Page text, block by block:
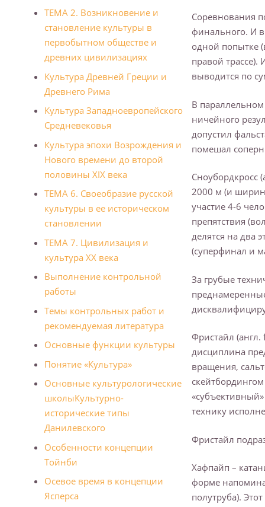
Соревнования
финального. И
одной попытке
правой
выводится по
В
ничейного
допустил
помешал
Сноубордкросс
2000 м (и
участие 4-6
препятствия
делятся на
(суперфинал и
За грубые
Фристайл
дисциплина
вращения,
технику
Фристайл
Хафпайп –
форме
полутруба).
ТЕМА 2. Возникновение и
становление культуры в
первобытном обществе и
древних цивилизациях
Культура Древней Греции и
Дpевнегo Рима
Культура Западноевропейского
Средневековья
Культура эпохи Возрождения и
Нового времени до второй
половины XIX века
ТЕМА 6. Своеобразие русской
культуры в ее историческом
становлении
ТЕМА 7. Цивилизация и
культура XX века
Выполнение контрольной
работы
Темы контрольных работ и
рекомендуемая литература
Основные функции культуры
Понятие «Культура»
Основные культурологические
школыКультурно-
исторические типы
Данилевского
Особенности концепции
Тойнби
Осевое время в концепции
Ясперса